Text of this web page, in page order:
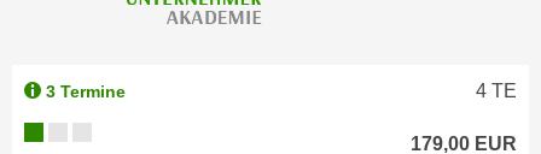
3 Termine 4 TE
179,00 EUR